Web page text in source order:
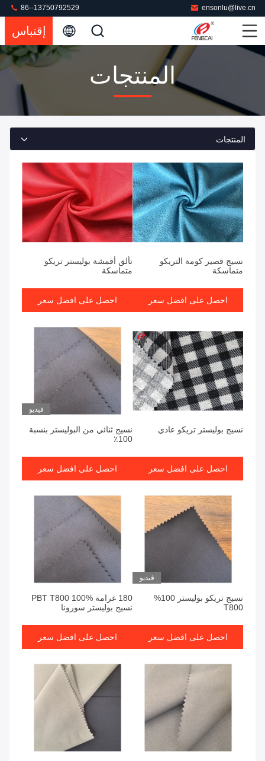
ensonlu@live.cn
86--13750792529
إقتباس
المنتجات
المنتجات
نسيج قصير كومة التريكو
متماسكة
احصل على افضل سعر
تألق أقمشة بوليستر تريكو
متماسكة
احصل على افضل سعر
نسيج بوليستر تريكو عادي
احصل على افضل سعر
فيديو
نسيج ثنائي من البوليستر بنسبة
100٪
احصل على افضل سعر
فيديو
نسيج تريكو بوليستر 100%
T800
احصل على افضل سعر
180 غرامة PBT T800 100%
نسيج بوليستر سورونا
احصل على افضل سعر